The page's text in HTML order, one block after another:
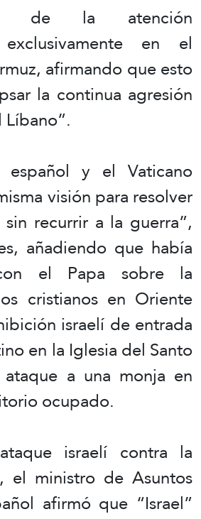
de la atención
en el
afirmando que esto
la continua agresión
español y el Vaticano
visión para resolver
recurrir a la guerra”,
añadiendo que había
el Papa sobre la
cristianos en Oriente
israelí de entrada
en la Iglesia del Santo
a una monja en
ocupado.
israelí contra la
el ministro de Asuntos
afirmó que “Israel”